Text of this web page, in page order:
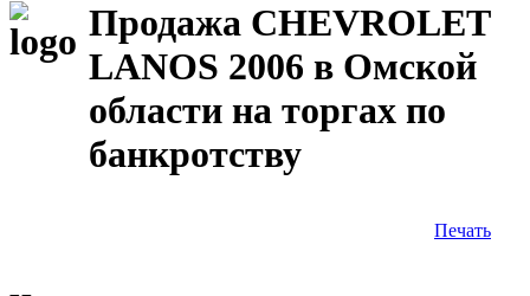
Продажа CHEVROLET
LANOS 2006 в Омской
области на торгах по
банкротству
Печать